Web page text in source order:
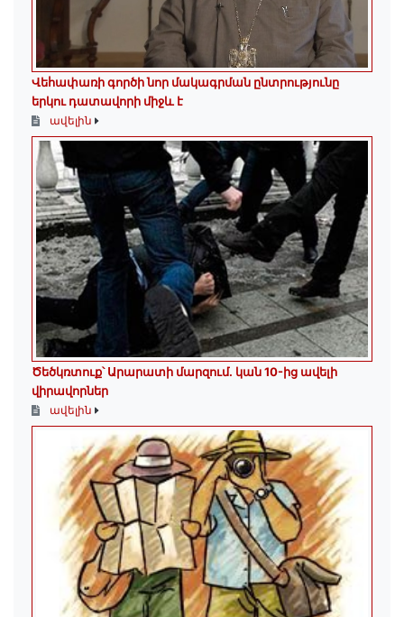
Վեհափառի գործի նոր մակագրման ընտրությունը
երկու դատավորի միջև է
ավելին
Ծեծկռտուք՝ Արարատի մարզում. կան 10-ից ավելի
վիրավորներ
ավելին